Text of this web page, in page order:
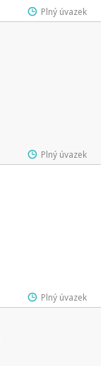
Plný úvazek
Plný úvazek
Plný úvazek